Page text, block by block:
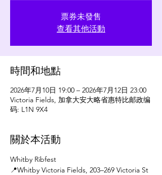
票券未發售
查看其他活動
時間和地點
2026年7月10日 19:00 – 2026年7月12日 23:00
Victoria Fields, 加拿大安大略省惠特比邮政编
码: L1N 9X4
關於本活動
Whitby Ribfest
📍Whitby Victoria Fields, 203–269 Victoria St